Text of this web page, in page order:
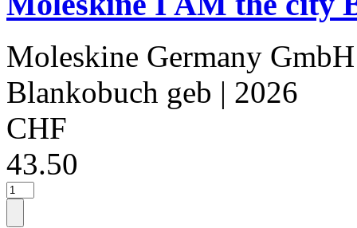
Moleskine Germany GmbH
Blankobuch geb | 2026
CHF
43.50